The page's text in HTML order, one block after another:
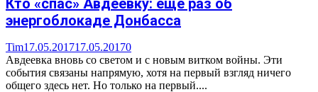
Кто «спас» Авдеевку: еще раз об
энергоблокаде Донбасса
Tim17.05.201717.05.20170
Авдеевка вновь со светом и с новым витком войны. Эти
события связаны напрямую, хотя на первый взгляд ничего
общего здесь нет. Но только на первый....